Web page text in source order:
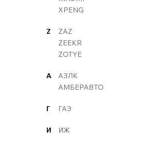
XPENG
Z
ZAZ
ZEEKR
ZOTYE
А
АЗЛК
АМБЕРАВТО
Г ГАЗ
И ИЖ